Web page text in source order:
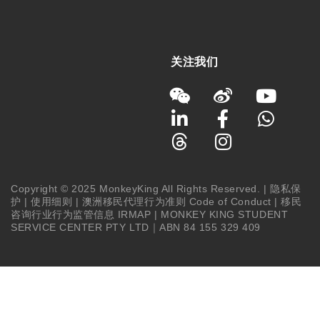
关注我们
Copyright © 2025 MonkeyKing All Rights Reserved. | 隐私保
护 |使用细则 | 澳洲移民代理行为准则 Code of Conduct |移民
咨询行业行为监管信息 IRMAP | MONKEY KING STUDENT
SERVICE CENTER PTY LTD｜ABN 84 155 329 409